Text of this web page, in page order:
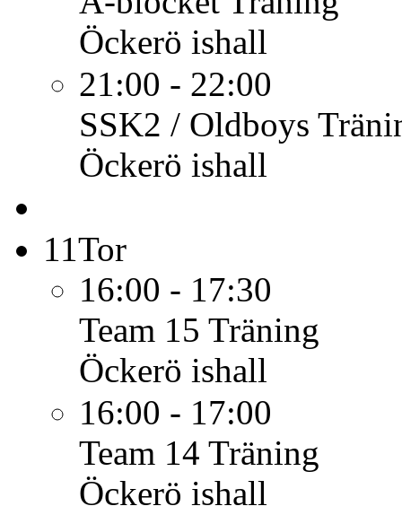
Öckerö ishall
21:00 - 22:00
SSK2 / Oldboys
Öckerö ishall
11Tor
16:00 - 17:30
Team 15 Träning
Öckerö ishall
16:00 - 17:00
Team 14 Träning
Öckerö ishall